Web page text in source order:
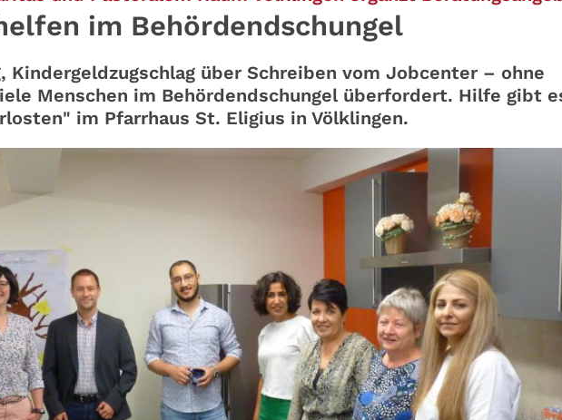
im Behördendschungel
Kindergeldzugschlag über Schreiben vom Jobcenter – ohne
Menschen im Behördendschungel überfordert. Hilfe gibt
im Pfarrhaus St. Eligius in Völklingen.